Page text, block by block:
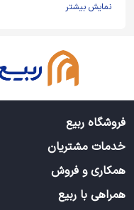
نمایش بیشتر
فروشگاه ربیع
خدمات مشتریان
همکاری و فروش
همراهی با ربیع